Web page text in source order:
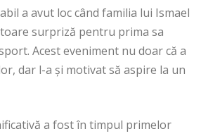
a avut loc când familia lui Ismael
surpriză pentru prima sa
Acest eveniment nu doar că a
dar l-a și motivat să aspire la un
a fost în timpul primelor